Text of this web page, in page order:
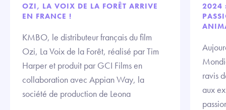
OZI, LA VOIX DE LA FORÊT ARRIVE
EN FRANCE !
KMBO, le distributeur français du film
Ozi, La Voix de la Forêt, réalisé par Tim
Harper et produit par GCI Films en
collaboration avec Appian Way, la
société de production de Leona
2024
ravis
aux